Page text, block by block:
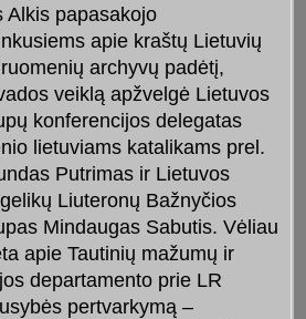
Alkis papasakojo
apie kraštų Lietuvių
archyvų padėtį,
veiklą apžvelgė Lietuvos
konferencijos delegatas
lietuviams katalikams prel.
Putrimas ir Lietuvos
Liuteronų Bažnyčios
Mindaugas Sabutis. Vėliau
apie Tautinių mažumų ir
departamento prie LR
pertvarkymą –